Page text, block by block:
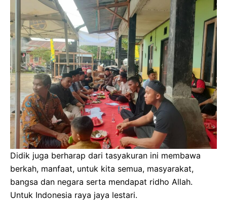
Didik juga berharap dari tasyakuran ini membawa
berkah, manfaat, untuk kita semua, masyarakat,
bangsa dan negara serta mendapat ridho Allah.
Untuk Indonesia raya jaya lestari.